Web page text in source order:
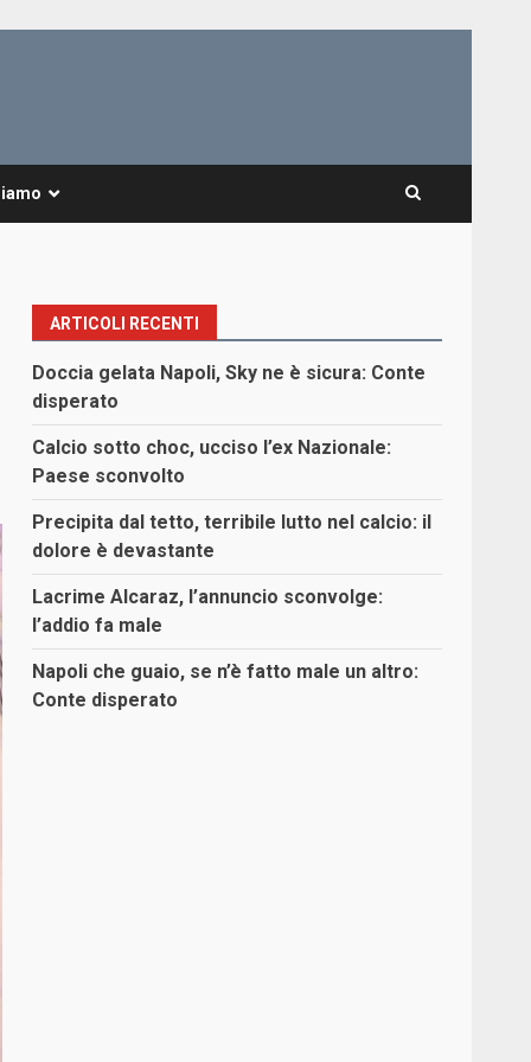
ARTICOLI RECENTI
Doccia gelata Napoli, Sky ne è sicura: Conte
disperato
Calcio sotto choc, ucciso l’ex Nazionale:
Paese sconvolto
Precipita dal tetto, terribile lutto nel calcio: il
dolore è devastante
Lacrime Alcaraz, l’annuncio sconvolge:
l’addio fa male
Napoli che guaio, se n’è fatto male un altro:
Conte disperato